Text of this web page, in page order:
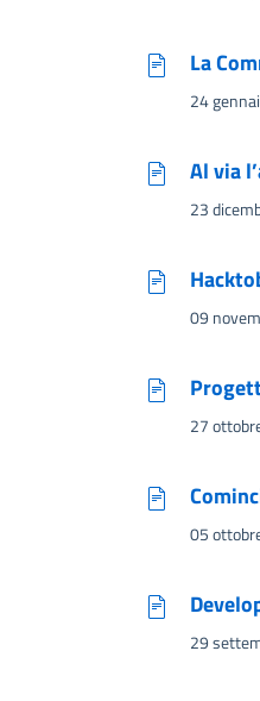
La
24
Al via
23
09
27
05
29